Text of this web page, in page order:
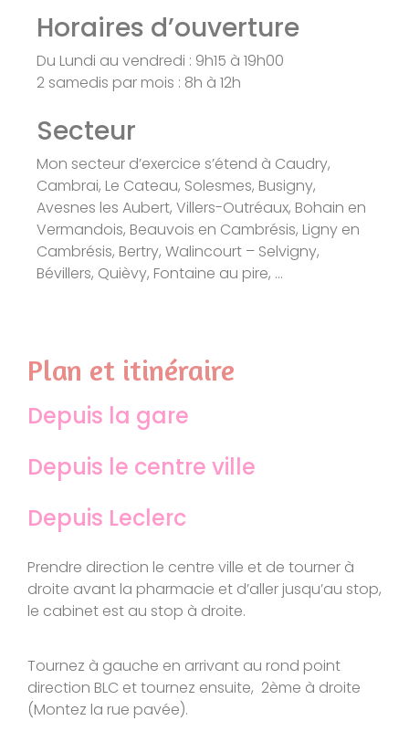
Horaires d’ouverture
Du Lundi au vendredi : 9h15 à 19h00
2 samedis par mois : 8h à 12h
Secteur
Mon secteur d’exercice s’étend à Caudry,
Cambrai, Le Cateau, Solesmes, Busigny,
Avesnes les Aubert, Villers-Outréaux, Bohain en
Vermandois, Beauvois en Cambrésis, Ligny en
Cambrésis, Bertry, Walincourt – Selvigny,
Bévillers, Quièvy, Fontaine au pire, …
Plan et itinéraire
Depuis la gare
Depuis le centre ville
Depuis Leclerc
Prendre direction le centre ville et de tourner à
droite avant la pharmacie et d’aller jusqu’au stop,
le cabinet est au stop à droite.
Tournez à gauche en arrivant au rond point
direction BLC et tournez ensuite, 2ème à droite
(Montez la rue pavée).